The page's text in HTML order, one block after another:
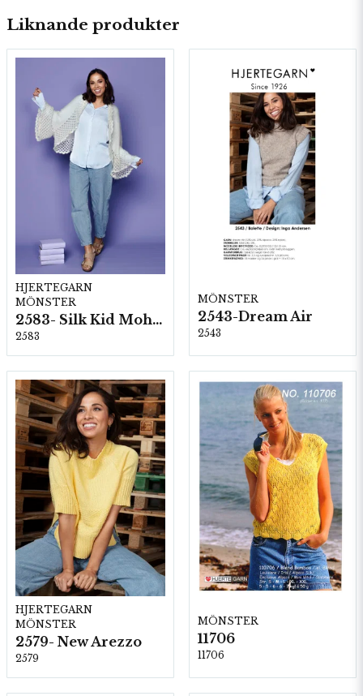
Liknande produkter
HJERTEGARN
MÖNSTER
2583- Silk Kid Mohair
2583
MÖNSTER
2543-Dream Air
2543
HJERTEGARN
MÖNSTER
2579- New Arezzo
2579
MÖNSTER
11706
11706